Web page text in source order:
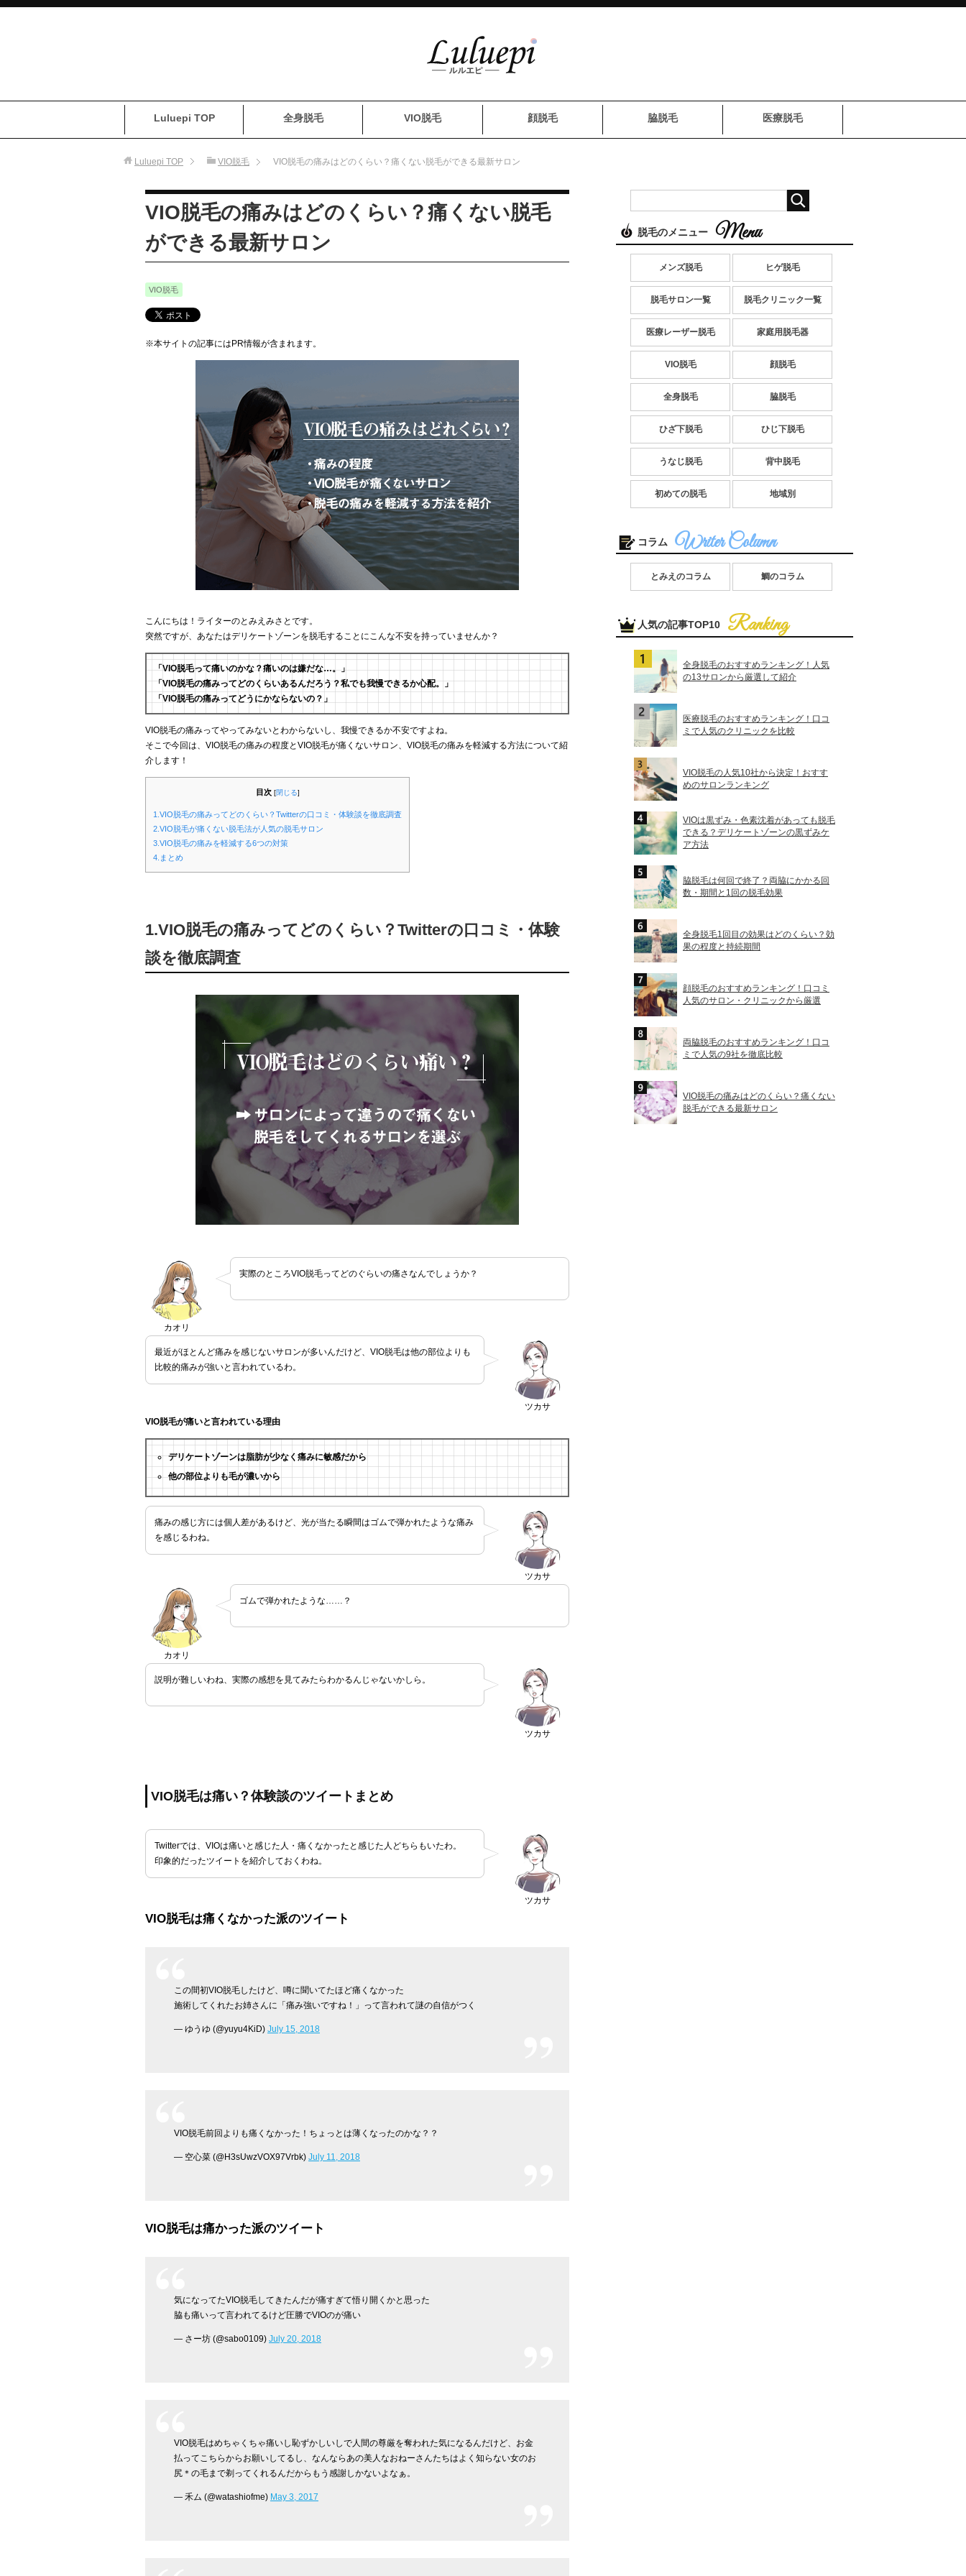
Luluepi TOP 全身脱毛 VIO脱毛 顔脱毛 脇脱毛 医療脱毛
Luluepi TOP VIO脱毛 VIO脱毛の痛みはどのくらい？痛くない脱毛ができる最新サロン
VIO脱毛の痛みはどのくらい？痛くない脱毛
ができる最新サロン
VIO脱毛
※本サイトの記事にはPR情報が含まれます。
こんにちは！ライターのとみえみさとです。
突然ですが、あなたはデリケートゾーンを脱毛することにこんな不安を持っていませんか？
「VIO脱毛って痛いのかな？痛いのは嫌だな…。」
「VIO脱毛の痛みってどのくらいあるんだろう？私でも我慢できるか心配。」
「VIO脱毛の痛みってどうにかならないの？」
VIO脱毛の痛みってやってみないとわからないし、我慢できるか不安ですよね。
そこで今回は、VIO脱毛の痛みの程度とVIO脱毛が痛くないサロン、VIO脱毛の痛みを軽減する方法について紹
介します！
目次 [閉じる]
1.VIO脱毛の痛みってどのくらい？Twitterの口コミ・体験談を徹底調査
2.VIO脱毛が痛くない脱毛法が人気の脱毛サロン
3.VIO脱毛の痛みを軽減する6つの対策
4.まとめ
1.VIO脱毛の痛みってどのくらい？Twitterの口コミ・体験
談を徹底調査
カオリ
実際のところVIO脱毛ってどのぐらいの痛さなんでしょうか？
ツカサ
最近がほとんど痛みを感じないサロンが多いんだけど、VIO脱毛は他の部位よりも
比較的痛みが強いと言われているわ。
VIO脱毛が痛いと言われている理由
デリケートゾーンは脂肪が少なく痛みに敏感だから
他の部位よりも毛が濃いから
ツカサ
痛みの感じ方には個人差があるけど、光が当たる瞬間はゴムで弾かれたような痛み
を感じるわね。
カオリ
ゴムで弾かれたような……？
ツカサ
説明が難しいわね、実際の感想を見てみたらわかるんじゃないかしら。
VIO脱毛は痛い？体験談のツイートまとめ
ツカサ
Twitterでは、VIOは痛いと感じた人・痛くなかったと感じた人どちらもいたわ。
印象的だったツイートを紹介しておくわね。
VIO脱毛は痛くなかった派のツイート
この間初VIO脱毛したけど、噂に聞いてたほど痛くなかった
施術してくれたお姉さんに「痛み強いですね！」って言われて謎の自信がつく
— ゆうゆ (@yuyu4KiD) July 15, 2018
VIO脱毛前回よりも痛くなかった！ちょっとは薄くなったのかな？？
— 空心菜 (@H3sUwzVOX97Vrbk) July 11, 2018
VIO脱毛は痛かった派のツイート
気になってたVIO脱毛してきたんだが痛すぎて悟り開くかと思った
脇も痛いって言われてるけど圧勝でVIOのが痛い
— さー坊 (@sabo0109) July 20, 2018
VIO脱毛はめちゃくちゃ痛いし恥ずかしいしで人間の尊厳を奪われた気になるんだけど、お金
払ってこちらからお願いしてるし、なんならあの美人なおねーさんたちはよく知らない女のお
尻＊の毛まで剃ってくれるんだからもう感謝しかないよなぁ。
— 禾ム (@watashiofme) May 3, 2017
脱毛のメニュー
メンズ脱毛 ヒゲ脱毛
脱毛サロン一覧 脱毛クリニック一覧
医療レーザー脱毛 家庭用脱毛器
VIO脱毛 顔脱毛
全身脱毛 脇脱毛
ひざ下脱毛 ひじ下脱毛
うなじ脱毛 背中脱毛
初めての脱毛 地域別
コラム
とみえのコラム 鯛のコラム
人気の記事TOP10
全身脱毛のおすすめランキング！人気
の13サロンから厳選して紹介
医療脱毛のおすすめランキング！口コ
ミで人気のクリニックを比較
VIO脱毛の人気10社から決定！おすす
めのサロンランキング
VIOは黒ずみ・色素沈着があっても脱毛
できる？デリケートゾーンの黒ずみケ
ア方法
脇脱毛は何回で終了？両脇にかかる回
数・期間と1回の脱毛効果
全身脱毛1回目の効果はどのくらい？効
果の程度と持続期間
顔脱毛のおすすめランキング！口コミ
人気のサロン・クリニックから厳選
両脇脱毛のおすすめランキング！口コ
ミで人気の9社を徹底比較
VIO脱毛の痛みはどのくらい？痛くない
脱毛ができる最新サロン